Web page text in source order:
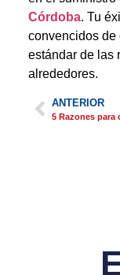
Córdoba. Tu
convencidos de
estándar de las
alrededores.
ANTERIOR